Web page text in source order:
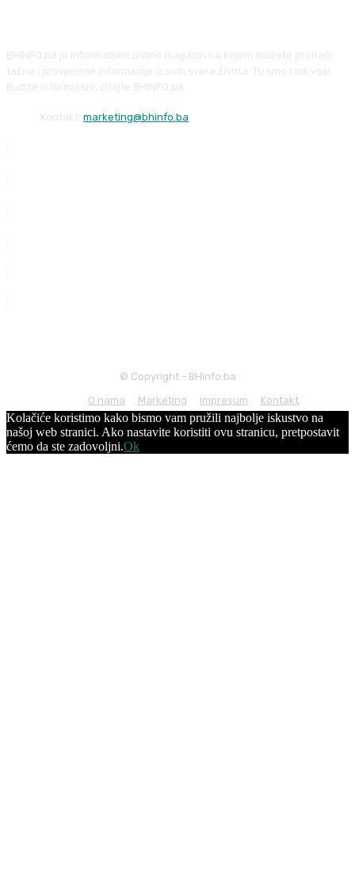
Kontakt:marketing@bhinfo.ba
© Copyright - BHInfo.ba
O nama
Marketing Impresum Kontakt
Kolačiće koristimo kako bismo vam pružili najbolje iskustvo na
našoj web stranici. Ako nastavite koristiti ovu stranicu, pretpostavit
ćemo da ste zadovoljni.Ok